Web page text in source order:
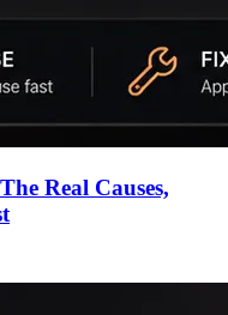
Real Causes,